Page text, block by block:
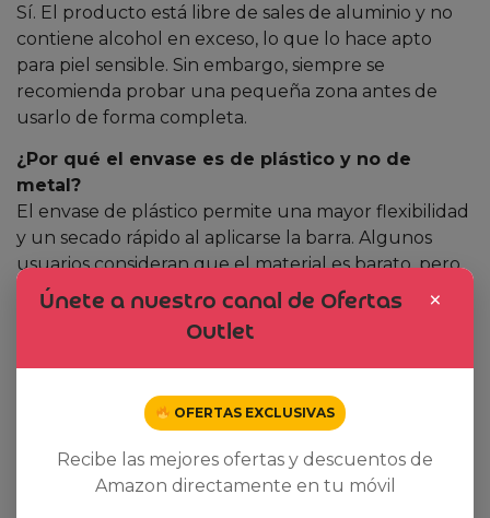
Sí. El producto está libre de sales de aluminio y no
contiene alcohol en exceso, lo que lo hace apto
para piel sensible. Sin embargo, siempre se
recomienda probar una pequeña zona antes de
usarlo de forma completa.
¿Por qué el envase es de plástico y no de
metal?
El envase de plástico permite una mayor flexibilidad
y un secado rápido al aplicarse la barra. Algunos
usuarios consideran que el material es barato, pero
esto ayuda a mantener el precio final muy bajo.
¿Puedo usar el desodorante bajo la ropa
residuos blancos, lo que la hace ideal para usar bajo
camisetas o ropa ajustada sin riesgo de manchas
visibles.
×
Únete a nuestro canal de Ofertas
Outlet
OFERTAS EXCLUSIVAS
Recibe las mejores ofertas y descuentos de
Amazon directamente en tu móvil